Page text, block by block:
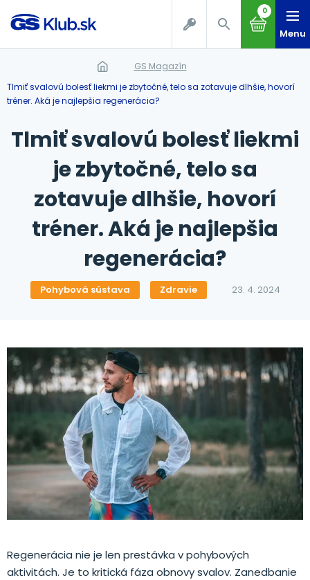
0
Menu
GS Magazín
Tlmiť svalovú bolesť liekmi je zbytočné, telo sa zotavuje dlhšie, hovorí
tréner. Aká je najlepšia regenerácia?
Tlmiť svalovú bolesť liekmi
je zbytočné, telo sa
zotavuje dlhšie, hovorí
tréner. Aká je najlepšia
regenerácia?
Pohybová sústava Zdravie 23. 4. 2024
Regenerácia nie je len prestávka v pohybových
aktivitách. Je to kritická fáza obnovy svalov. Zanedbanie